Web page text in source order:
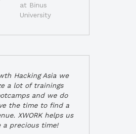
at Binus
University
Hacking Asia we
a lot of trainings
and we do
the time to find a
XWORK helps us
a precious time!